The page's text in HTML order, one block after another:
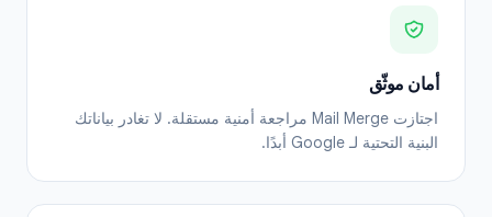
أمان موثّق
اجتازت Mail Merge مراجعة أمنية مستقلة. لا تغادر بياناتك
البنية التحتية لـ Google أبدًا.